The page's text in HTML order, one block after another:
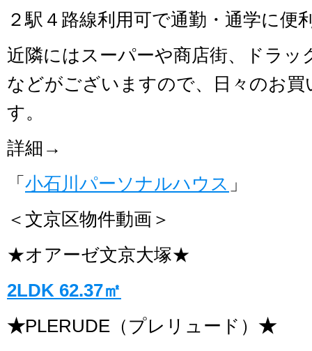
２駅４路線利用可で通勤・通学に便
近隣にはスーパーや商店街、ドラッ
などがございますので、日々のお
す。
詳細→
「 小石川パーソナルハウス 」
＜文京区物件動画＞
★オアーゼ文京大塚★
2LDK 62.37㎡
★PLERUDE（プレリュード） ★